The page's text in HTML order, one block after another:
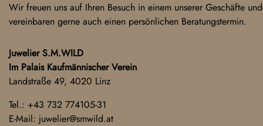
Wir freuen uns auf Ihren Besuch in einem unserer Geschäfte und
vereinbaren gerne auch einen persönlichen Beratungstermin.
Juwelier S.M.WILD
Im Palais Kaufmännischer Verein
Landstraße 49, 4020 Linz
Tel.: +43 732 774105-31
E-Mail: juwelier@smwild.at